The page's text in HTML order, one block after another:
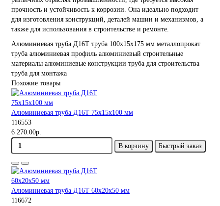
прочность и устойчивость к коррозии. Она идеально подходит
для изготовления конструкций, деталей машин и механизмов, а
также для использования в строительстве и ремонте.
Алюминиевая труба Д16Т труба 100х15х175 мм металлопрокат
труба алюминиевая профиль алюминиевый строительные
материалы алюминиевые конструкции труба для строительства
труба для монтажа
Похожие товары
Алюминиевая труба Д16Т 75х15х100 мм
116553
6 270.00р.
В корзину
Быстрый заказ
Алюминиевая труба Д16Т 60х20х50 мм
116672